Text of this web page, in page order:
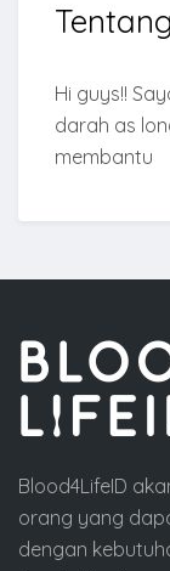
Tentang
Hi guys!!
darah as
membantu
Blood4LifeID
orang yang
dengan